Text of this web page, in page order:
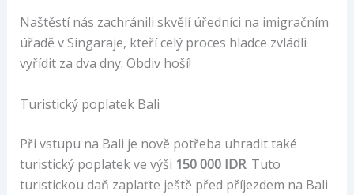
Naštěstí nás zachránili skvělí úředníci na imigračním
úřadě v Singaraje, kteří celý proces hladce zvládli
vyřídit za dva dny. Obdiv hoší!
Turistický poplatek Bali
Při vstupu na Bali je nově potřeba uhradit také
turistický poplatek ve výši 150 000 IDR. Tuto
turistickou daň zaplaťte ještě před příjezdem na Bali